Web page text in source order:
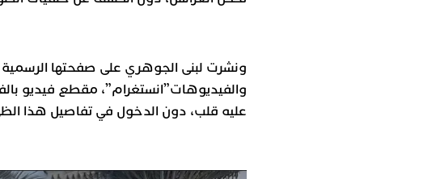
ونشرت لبنى الجوهري على صفحتها الرسمية
والفيديوهات”انستغرام”، مقطع فيديو
عليه قلب، دون الدخول في تفاصيل هذا